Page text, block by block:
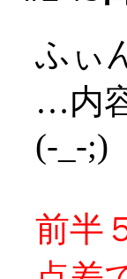
ふぃ
…内
(-_-;)
前半